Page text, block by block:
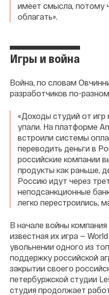
имеет смысла, потому
облагать».
Игры и война
Война, по словам
разработчиков по-
«Доходы студий от игр
упали. На платформе
встроили системы
переводить деньги в
российские компании
продукты как раньше,
Россию идут через
неподсанкционные
легко перестроились,
В начале войны компания
известная их игра —
увольнении одного из
поддержку российской
закрытии своего
петербуржской студии
студия продолжает